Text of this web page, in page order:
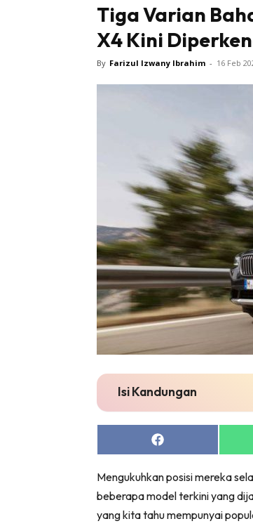
Tiga Varian
X4 Kini
By Farizul Izwany Ibrahim - 16 Feb
Isi Kandungan
Share
on
Mengukuhkan posisi mereka
beberapa model terkini yang
yang kita tahu mempunyai